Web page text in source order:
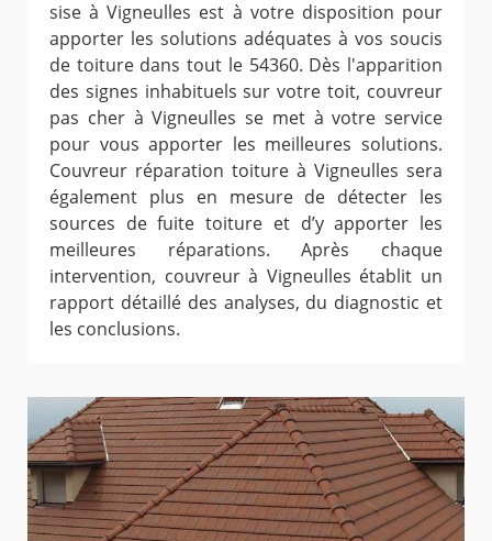
sise à Vigneulles est à votre disposition pour
apporter les solutions adéquates à vos soucis
de toiture dans tout le 54360. Dès l'apparition
des signes inhabituels sur votre toit, couvreur
pas cher à Vigneulles se met à votre service
pour vous apporter les meilleures solutions.
Couvreur réparation toiture à Vigneulles sera
également plus en mesure de détecter les
sources de fuite toiture et d’y apporter les
meilleures réparations. Après chaque
intervention, couvreur à Vigneulles établit un
rapport détaillé des analyses, du diagnostic et
les conclusions.